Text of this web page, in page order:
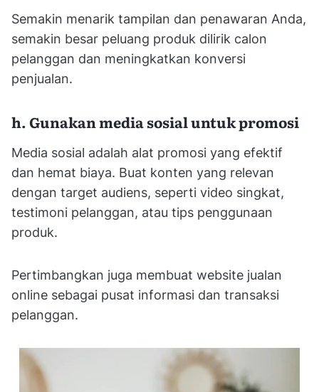
Semakin menarik tampilan dan penawaran Anda,
semakin besar peluang produk dilirik calon
pelanggan dan meningkatkan konversi
penjualan.
h. Gunakan media sosial untuk promosi
Media sosial adalah alat promosi yang efektif
dan hemat biaya. Buat konten yang relevan
dengan target audiens, seperti video singkat,
testimoni pelanggan, atau tips penggunaan
produk.
Pertimbangkan juga membuat website jualan
online sebagai pusat informasi dan transaksi
pelanggan.